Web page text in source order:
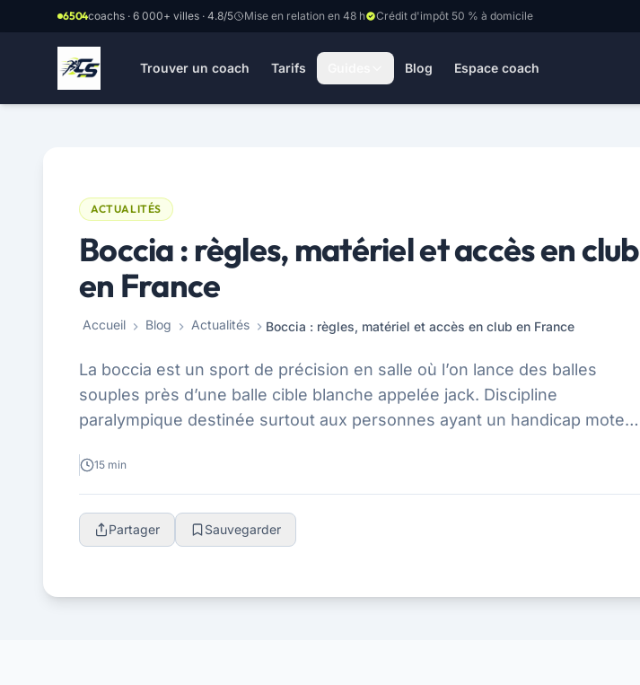
Aller au contenu principal
6504coachs · 6 000+ villes · 4.8/5 Mise en relation en 48 h Crédit d'impôt 50 % à domicile
Trouver un coach Tarifs Blog Espace coach
ACTUALITÉS
Boccia : règles, matériel et accès en club
en France
Accueil Blog Actualités Boccia : règles, matériel et accès en club en France
La boccia est un sport de précision en salle où l’on lance des balles
souples près d’une balle cible blanche appelée jack. Discipline
paralympique destinée surtout aux personnes ayant un handicap moteur
15 min
Partager Sauvegarder